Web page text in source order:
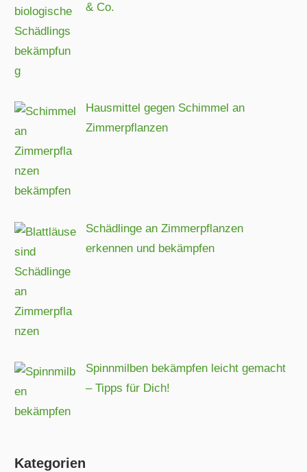
& Co.
Hausmittel gegen Schimmel an
Zimmerpflanzen
Schädlinge an Zimmerpflanzen
erkennen und bekämpfen
Spinnmilben bekämpfen leicht gemacht
– Tipps für Dich!
Kategorien